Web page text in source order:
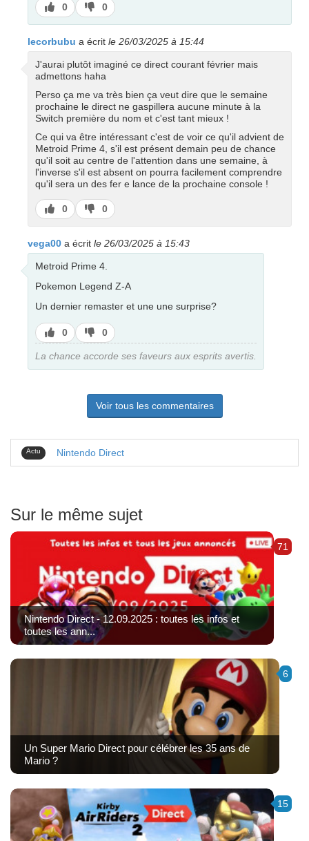
J’aime
0
J’aime
pas
0
lecorbubu a écrit le 26/03/2025 à 15:44
J'aurai plutôt imaginé ce direct courant février mais
admettons haha
Perso ça me va très bien ça veut dire que le semaine
prochaine le direct ne gaspillera aucune minute à la
Switch première du nom et c'est tant mieux !
Ce qui va être intéressant c'est de voir ce qu'il advient de
Metroid Prime 4, s'il est présent demain peu de chance
qu'il soit au centre de l'attention dans une semaine, à
l'inverse s'il est absent on pourra facilement comprendre
qu'il sera un des fer e lance de la prochaine console !
J’aime
0
J’aime
pas
0
vega00 a écrit le 26/03/2025 à 15:43
Metroid Prime 4.
Pokemon Legend Z-A
Un dernier remaster et une une surprise?
J’aime
0
J’aime
pas
0
La chance accorde ses faveurs aux esprits avertis.
Voir tous les commentaires
Actu Nintendo Direct
Sur le même sujet
71
Nintendo Direct - 12.09.2025 : toutes les infos et
toutes les ann...
6
Un Super Mario Direct pour célébrer les 35 ans de
Mario ?
15